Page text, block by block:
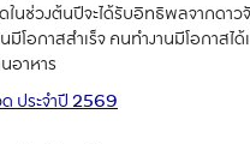
นช่วงต้นปีจะได้รับอิทธิพลจากดาว
มีโอกาสสำเร็จ คนทำงานมีโอกาสไ
อาหาร
ประจำปี 2569